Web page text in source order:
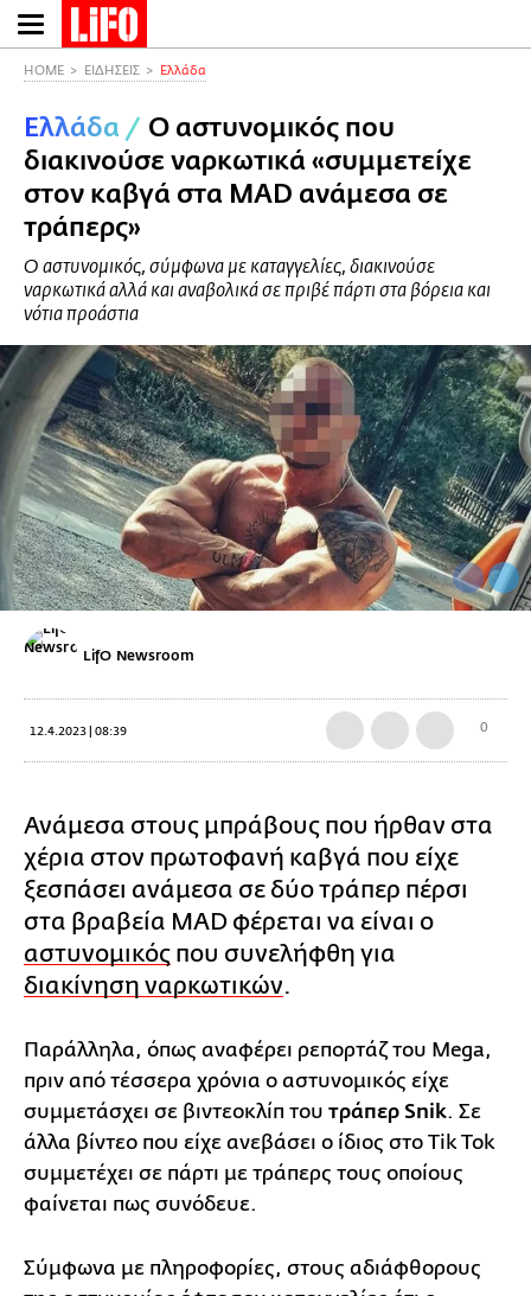
Παράκαμψη
προς
περιεχόμενο
HOME ΕΙΔΗΣΕΙΣ Ελλάδα
Ελλάδα / Ο αστυνομικός που
διακινούσε ναρκωτικά «συμμετείχε
στον καβγά στα ΜAD ανάμεσα σε
τράπερς»
Ο αστυνομικός, σύμφωνα με καταγγελίες, διακινούσε
ναρκωτικά αλλά και αναβολικά σε πριβέ πάρτι στα βόρεια και
νότια προάστια
LifO Newsroom
12.4.2023 | 08:39 0
Ανάμεσα στους μπράβους που ήρθαν στα
χέρια στον πρωτοφανή καβγά που είχε
ξεσπάσει ανάμεσα σε δύο τράπερ πέρσι
στα βραβεία MAD φέρεται να είναι ο
αστυνομικός που συνελήφθη για
διακίνηση ναρκωτικών.
Παράλληλα, όπως αναφέρει ρεπορτάζ του Mega,
πριν από τέσσερα χρόνια ο αστυνομικός είχε
συμμετάσχει σε βιντεοκλίπ του τράπερ Snik. Σε
άλλα βίντεο που είχε ανεβάσει ο ίδιος στο Tik Tok
συμμετέχει σε πάρτι με τράπερς τους οποίους
φαίνεται πως συνόδευε.
Σύμφωνα με πληροφορίες, στους αδιάφθορους